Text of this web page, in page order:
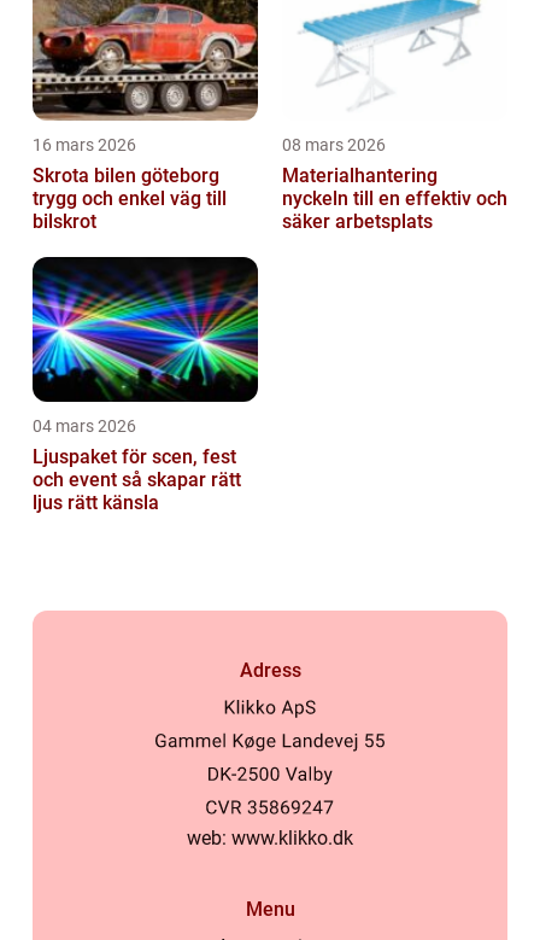
16 mars 2026
Skrota bilen göteborg
trygg och enkel väg till
bilskrot
08 mars 2026
Materialhantering
nyckeln till en effektiv och
säker arbetsplats
04 mars 2026
Ljuspaket för scen, fest
och event så skapar rätt
ljus rätt känsla
Adress
web: www.klikko.dk
Menu